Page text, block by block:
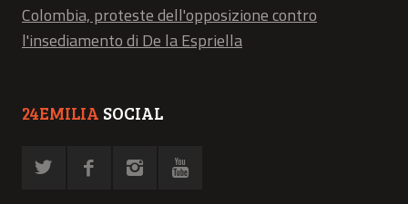
Colombia, proteste dell'opposizione contro
l'insediamento di De la Espriella
24EMILIA SOCIAL